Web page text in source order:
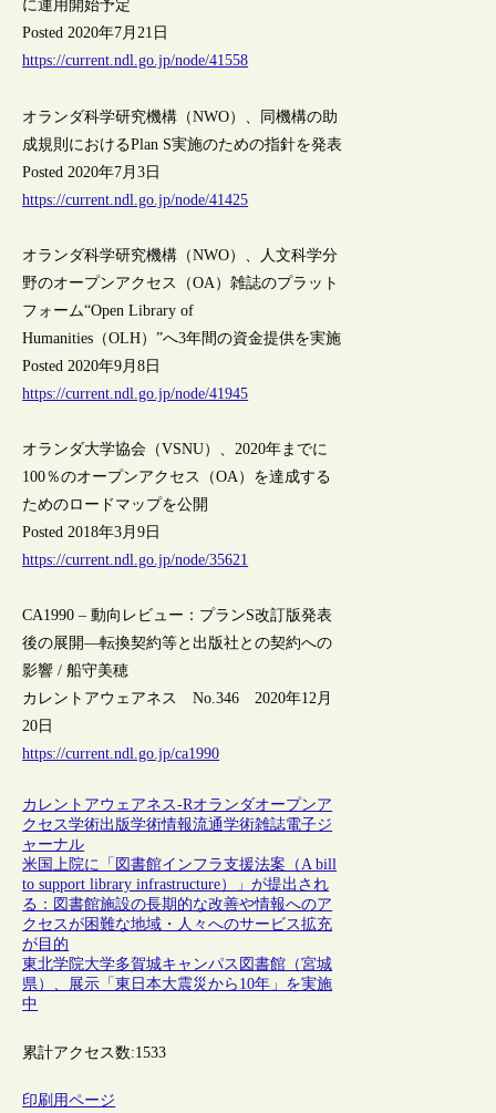
に運用開始予定
Posted 2020年7月21日
https://current.ndl.go.jp/node/41558
オランダ科学研究機構（NWO）、同機構の助
成規則におけるPlan S実施のための指針を発表
Posted 2020年7月3日
https://current.ndl.go.jp/node/41425
オランダ科学研究機構（NWO）、人文科学分
野のオープンアクセス（OA）雑誌のプラット
フォーム“Open Library of
Humanities（OLH）”へ3年間の資金提供を実施
Posted 2020年9月8日
https://current.ndl.go.jp/node/41945
オランダ大学協会（VSNU）、2020年までに
100％のオープンアクセス（OA）を達成する
ためのロードマップを公開
Posted 2018年3月9日
https://current.ndl.go.jp/node/35621
CA1990 – 動向レビュー：プランS改訂版発表
後の展開―転換契約等と出版社との契約への
影響 / 船守美穂
カレントアウェアネス No.346 2020年12月
20日
https://current.ndl.go.jp/ca1990
カレントアウェアネス-Rオランダオープンア
クセス学術出版学術情報流通学術雑誌電子ジ
ャーナル
米国上院に「図書館インフラ支援法案（A bill
to support library infrastructure）」が提出され
る：図書館施設の長期的な改善や情報へのア
クセスが困難な地域・人々へのサービス拡充
が目的
東北学院大学多賀城キャンパス図書館（宮城
県）、展示「東日本大震災から10年」を実施
中
累計アクセス数:1533
印刷用ページ